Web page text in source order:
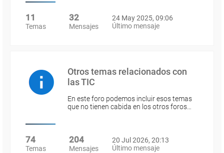
11
Temas
32
Mensajes
24 May 2025, 09:06
Último mensaje
Otros temas relacionados con
las TIC
En este foro podemos incluir esos temas
que no tienen cabida en los otros foros…
74
Temas
204
Mensajes
20 Jul 2026, 20:13
Último mensaje